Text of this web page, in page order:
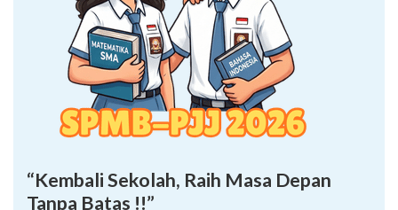
“Kembali Sekolah, Raih Masa Depan
Tanpa Batas !!”